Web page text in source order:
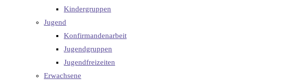
Kindergruppen
Jugend
Konfirmandenarbeit
Jugendgruppen
Jugendfreizeiten
Erwachsene